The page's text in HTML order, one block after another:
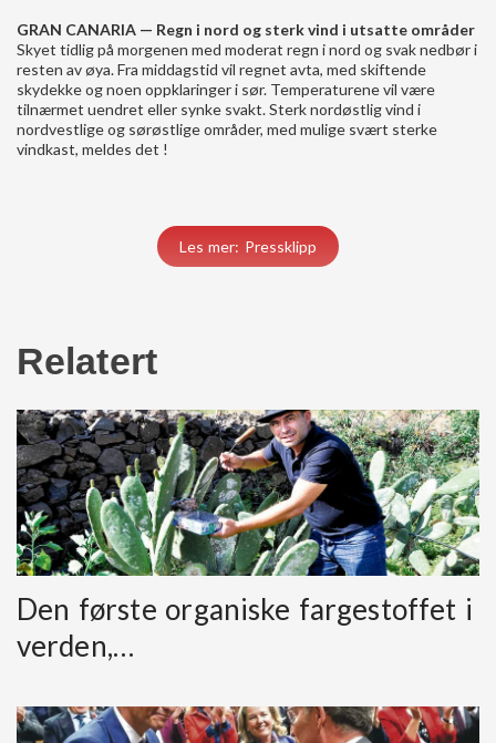
GRAN CANARIA — Regn i nord og sterk vind i utsatte områder
Skyet tidlig på morgenen med moderat regn i nord og svak nedbør i
resten av øya. Fra middagstid vil regnet avta, med skiftende
skydekke og noen oppklaringer i sør. Temperaturene vil være
tilnærmet uendret eller synke svakt. Sterk nordøstlig vind i
nordvestlige og sørøstlige områder, med mulige svært sterke
vindkast, meldes det !
Les mer: Pressklipp
Relatert
Den første organiske fargestoffet i
verden,…